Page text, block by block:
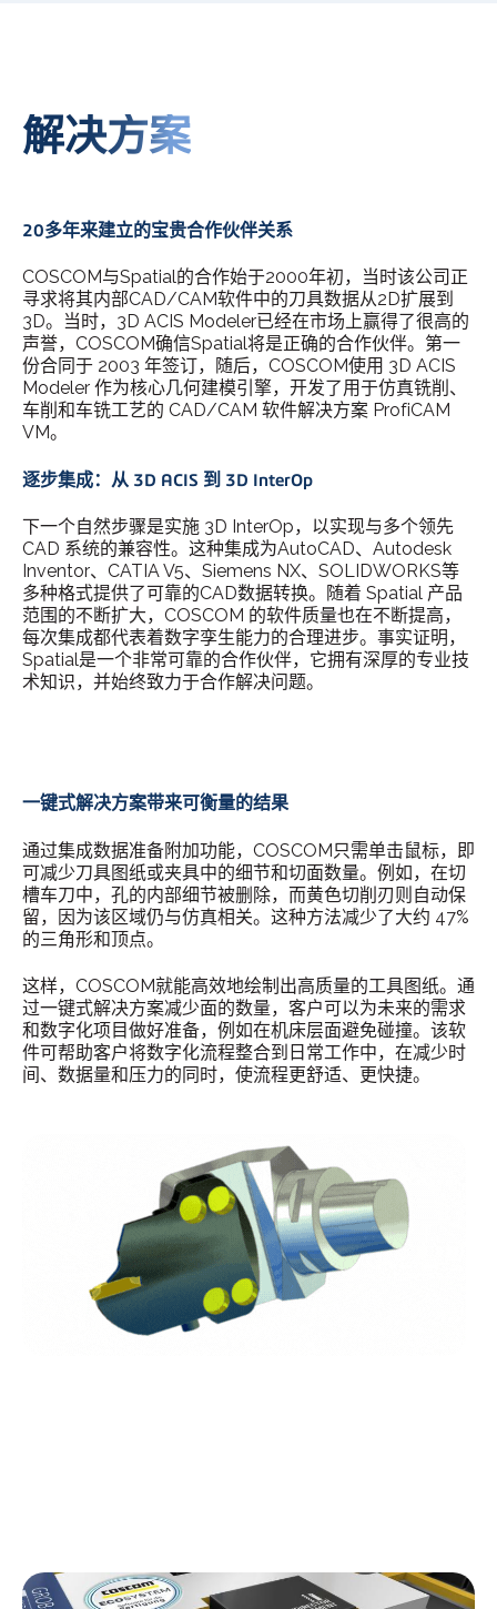
解决方案
20多年来建立的宝贵合作伙伴关系
COSCOM与Spatial的合作始于2000年初，当时该公司正
寻求将其内部CAD/CAM软件中的刀具数据从2D扩展到
3D。当时，3D ACIS Modeler已经在市场上赢得了很高的
声誉，COSCOM确信Spatial将是正确的合作伙伴。第一
份合同于 2003 年签订，随后，COSCOM使用 3D ACIS
Modeler 作为核心几何建模引擎，开发了用于仿真铣削、
车削和车铣工艺的 CAD/CAM 软件解决方案 ProfiCAM
VM。
逐步集成：从 3D ACIS 到 3D InterOp
下一个自然步骤是实施 3D InterOp，以实现与多个领先
CAD 系统的兼容性。这种集成为AutoCAD、Autodesk
Inventor、CATIA V5、Siemens NX、SOLIDWORKS等
多种格式提供了可靠的CAD数据转换。随着 Spatial 产品
范围的不断扩大，COSCOM 的软件质量也在不断提高，
每次集成都代表着数字孪生能力的合理进步。事实证明，
Spatial是一个非常可靠的合作伙伴，它拥有深厚的专业技
术知识，并始终致力于合作解决问题。
一键式解决方案带来可衡量的结果
通过集成数据准备附加功能，COSCOM只需单击鼠标，即
可减少刀具图纸或夹具中的细节和切面数量。例如，在切
槽车刀中，孔的内部细节被删除，而黄色切削刃则自动保
留，因为该区域仍与仿真相关。这种方法减少了大约 47%
的三角形和顶点。
这样，COSCOM就能高效地绘制出高质量的工具图纸。通
过一键式解决方案减少面的数量，客户可以为未来的需求
和数字化项目做好准备，例如在机床层面避免碰撞。该软
件可帮助客户将数字化流程整合到日常工作中，在减少时
间、数据量和压力的同时，使流程更舒适、更快捷。